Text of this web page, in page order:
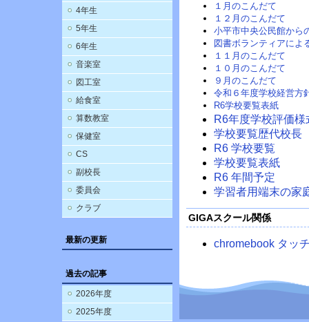
4年生
5年生
6年生
音楽室
図工室
給食室
算数教室
保健室
CS
副校長
委員会
クラブ
最新の更新
過去の記事
2026年度
2025年度
１月のこんだて
１２月のこんだて
小平市中央公民館から
図書ボランティアによ
１１月のこんだて
１０月のこんだて
９月のこんだて
令和６年度学校経営方
R6学校要覧表紙
R6年度学校評価様
学校要覧歴代校長
R6 学校要覧
学校要覧表紙
R6 年間予定
学習者用端末の家
GIGAスクール関係
chromebook タッ